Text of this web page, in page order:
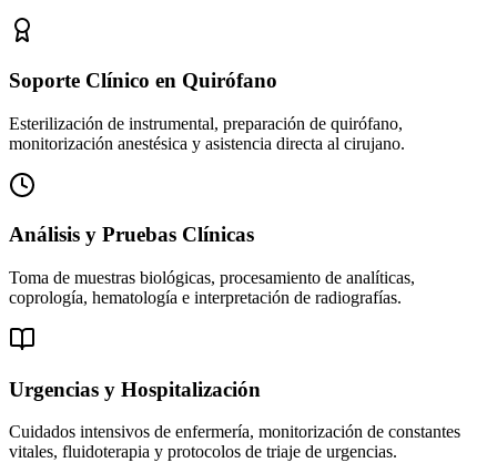
Soporte Clínico en Quirófano
Esterilización de instrumental, preparación de quirófano,
monitorización anestésica y asistencia directa al cirujano.
Análisis y Pruebas Clínicas
Toma de muestras biológicas, procesamiento de analíticas,
coprología, hematología e interpretación de radiografías.
Urgencias y Hospitalización
Cuidados intensivos de enfermería, monitorización de constantes
vitales, fluidoterapia y protocolos de triaje de urgencias.